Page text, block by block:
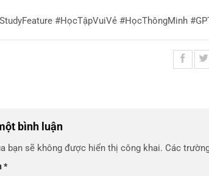
#HọcTậpVuiVẻ #HọcThôngMinh
bình luận
bạn sẽ không được hiển thị công khai. Các
*